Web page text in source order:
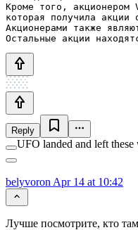
Кроме того, акционером
которая получила
Акционерами также
Остальные акции
Reply
UFO landed and left these
belyvoron Apr 14 at 10:42
Лучше посмотрите, кто